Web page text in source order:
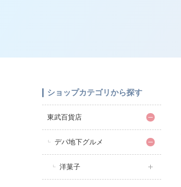
ショップカテゴリから探す
東武百貨店
デパ地下グルメ
洋菓子